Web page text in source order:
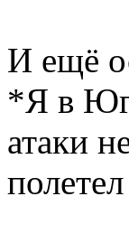
И ещё
*Я в
атаки